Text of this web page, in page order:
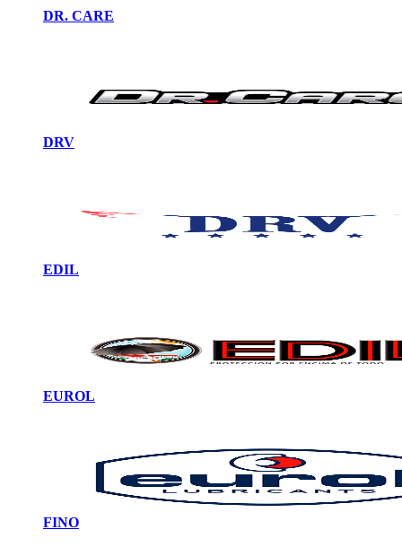
DR. CARE
DRV
EDIL
EUROL
FINO